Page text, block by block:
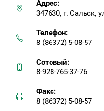
Адрес:
347630, г. Сальск,
Телефон:
8 (86372) 5-08-57
Сотовый:
8-928-765-37-76
Факс:
8 (86372) 5-08-57